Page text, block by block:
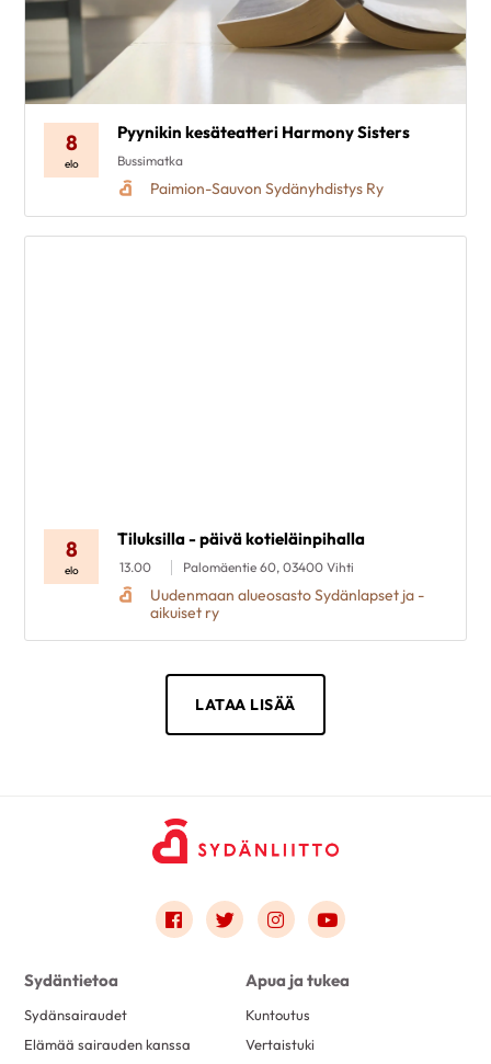
8
elo
Pyynikin kesäteatteri Harmony Sisters
Bussimatka
Paimion-Sauvon Sydänyhdistys Ry
8
elo
Tiluksilla - päivä kotieläinpihalla
13.00 Palomäentie 60, 03400 Vihti
Uudenmaan alueosasto Sydänlapset ja -
aikuiset ry
LATAA LISÄÄ
Link to facebook
Link to twitter
Link to instagram
Link to youtube
Sydäntietoa
Sydänsairaudet
Elämää sairauden kanssa
Apua ja tukea
Kuntoutus
Vertaistuki